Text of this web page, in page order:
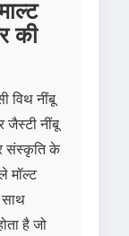
की
विथ नींबू
जैस्टी नींबू
संस्कृति के
मॉल्ट
है जो